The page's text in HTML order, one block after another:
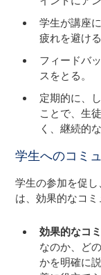
学生が講座
疲れを避ける
フィードバ
スをとる。
定期的に、
ことで、生
く、継続的
学生へのコミ
学生の参加を促
は、効果的なコミ
効果的なコ
なのか、ど
かを明確に